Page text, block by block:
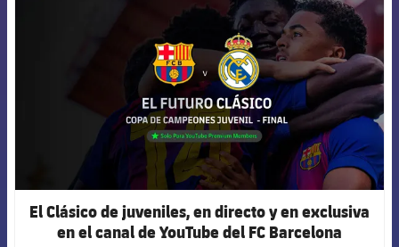
El Clásico de juveniles, en directo y en exclusiva
en el canal de YouTube del FC Barcelona